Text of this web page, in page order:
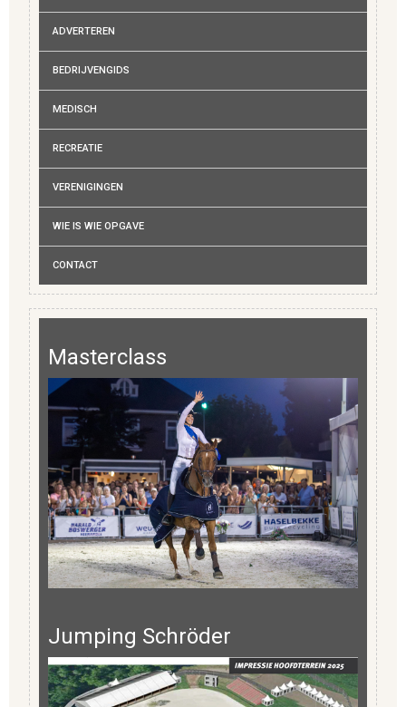
ADVERTEREN
BEDRIJVENGIDS
MEDISCH
RECREATIE
VERENIGINGEN
WIE IS WIE OPGAVE
CONTACT
Masterclass
Jumping Schröder